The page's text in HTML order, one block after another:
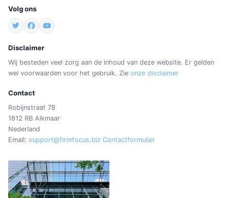
Volg ons
Disclaimer
Wij besteden veel zorg aan de inhoud van deze website. Er gelden
wel voorwaarden voor het gebruik. Zie onze disclaimer
Contact
Robijnstraat 78
1812 RB Alkmaar
Nederland
Email: support@firmfocus.biz Contactformulier